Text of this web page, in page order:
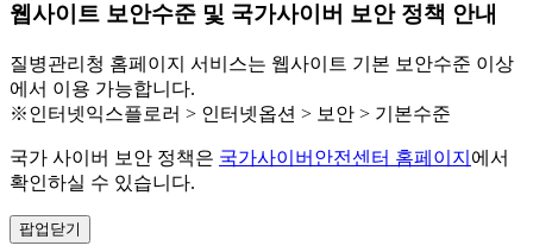
웹사이트 보안수준 및 국가사이버 보안 정책 안내
질병관리청 홈페이지 서비스는 웹사이트 기본 보안수준 이상
에서 이용 가능합니다.
※인터넷익스플로러 > 인터넷옵션 > 보안 > 기본수준
국가 사이버 보안 정책은 국가사이버안전센터 홈페이지 에서
확인하실 수 있습니다.
팝업닫기